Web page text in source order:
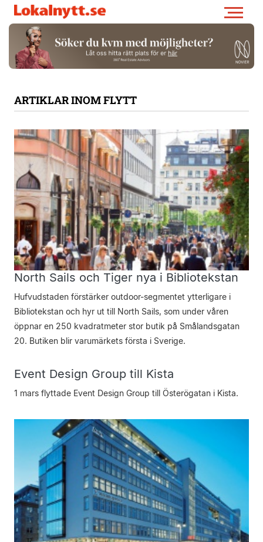
ARTIKLAR INOM FLYTT
North Sails och Tiger nya i Bibliotekstan
Hufvudstaden förstärker outdoor-segmentet ytterligare i
Bibliotekstan och hyr ut till North Sails, som under våren
öppnar en 250 kvadratmeter stor butik på Smålandsgatan
20. Butiken blir varumärkets första i Sverige.
Event Design Group till Kista
1 mars flyttade Event Design Group till Österögatan i Kista.